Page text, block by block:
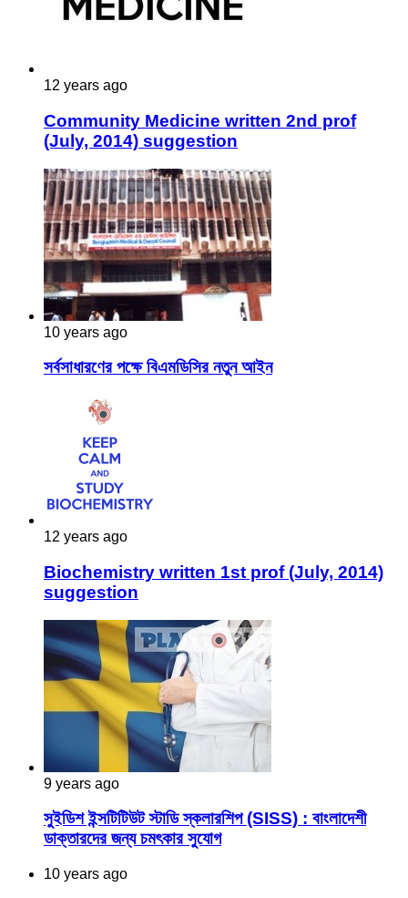
12 years ago
Community Medicine written 2nd prof
(July, 2014) suggestion
10 years ago
সর্বসাধারণের পক্ষে বিএমডিসির নতুন আইন
12 years ago
Biochemistry written 1st prof (July, 2014)
suggestion
9 years ago
সুইডিশ ইন্সটিটিউট স্টাডি স্কলারশিপ (SISS) : বাংলাদেশী
ডাক্তারদের জন্য চমৎকার সুযোগ
10 years ago